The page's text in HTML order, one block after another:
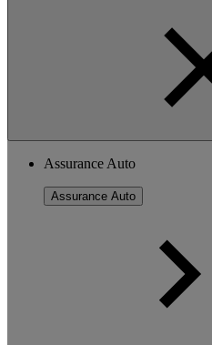
Assurance Auto
Assurance Auto